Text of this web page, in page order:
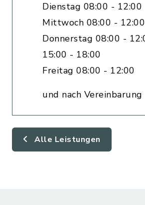
Dienstag 08:00 - 12:00
Mittwoch 08:00 - 12:00
Donnerstag 08:00 -
15:00 - 18:00
Freitag 08:00 - 12:00
und nach Vereinbarung
Alle Leistungen